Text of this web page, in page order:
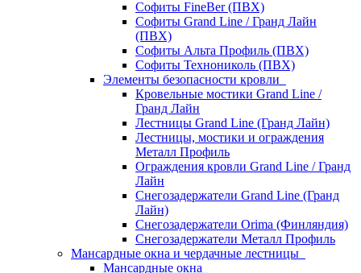
Софиты FineBer (ПВХ)
Софиты Grand Line / Гранд Лайн
(ПВХ)
Софиты Альта Профиль (ПВХ)
Софиты Технониколь (ПВХ)
Элементы безопасности кровли
Кровельные мостики Grand Line /
Гранд Лайн
Лестницы Grand Line (Гранд Лайн)
Лестницы, мостики и ограждения
Металл Профиль
Ограждения кровли Grand Line / Гранд
Лайн
Снегозадержатели Grand Line (Гранд
Лайн)
Снегозадержатели Orima (Финляндия)
Снегозадержатели Металл Профиль
Мансардные окна и чердачные лестницы
Мансардные окна